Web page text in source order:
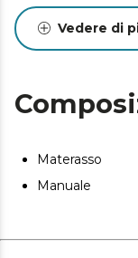
confezionato
comodo.
Vedere di
Materasso
Manuale